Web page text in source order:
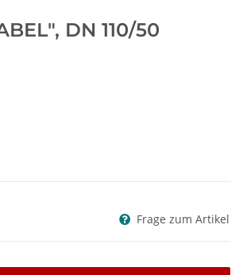
DN 110/50
Frage zum Artikel